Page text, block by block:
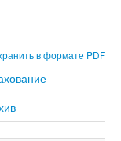
в формате PDF